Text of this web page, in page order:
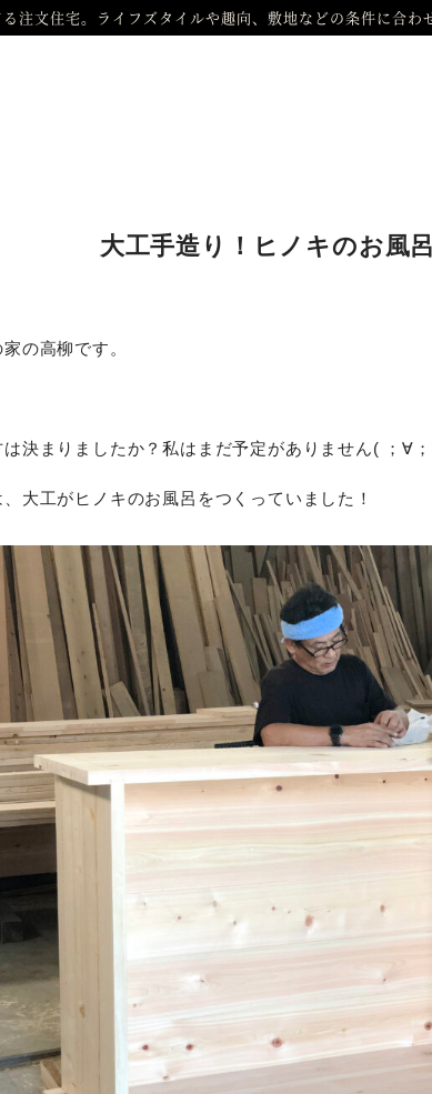
注文住宅。ライフズタイルや趣向、敷地などの条件に合わ
大工手造り！ヒノキのお風呂
の高柳です。
決まりましたか？私はまだ予定がありません( ；∀
大工がヒノキのお風呂をつくっていました！